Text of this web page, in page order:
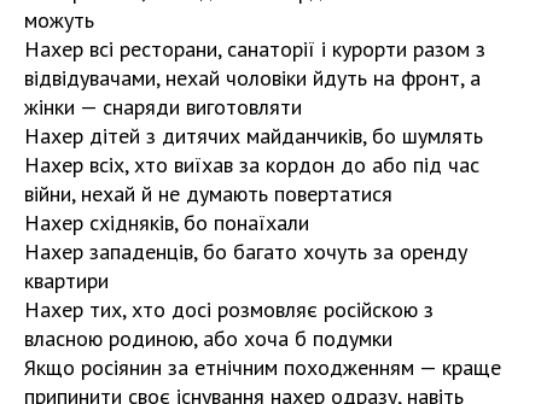
можуть
Нахер всі ресторани, санаторії і курорти разом з
відвідувачами, нехай чоловіки йдуть на фронт, а
жінки — снаряди виготовляти
Нахер дітей з дитячих майданчиків, бо шумлять
Нахер всіх, хто виїхав за кордон до або під час
війни, нехай й не думають повертатися
Нахер східняків, бо понаїхали
Нахер западенців, бо багато хочуть за оренду
квартири
Нахер тих, хто досі розмовляє російскою з
власною родиною, або хоча б подумки
Якщо росіянин за етнічним походженням — краще
припинити своє існування нахер одразу, навіть